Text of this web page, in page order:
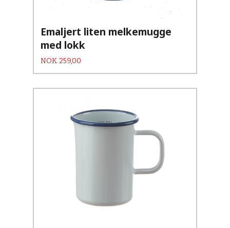
Emaljert liten melkemugge
med lokk
Pris
NOK 259,00